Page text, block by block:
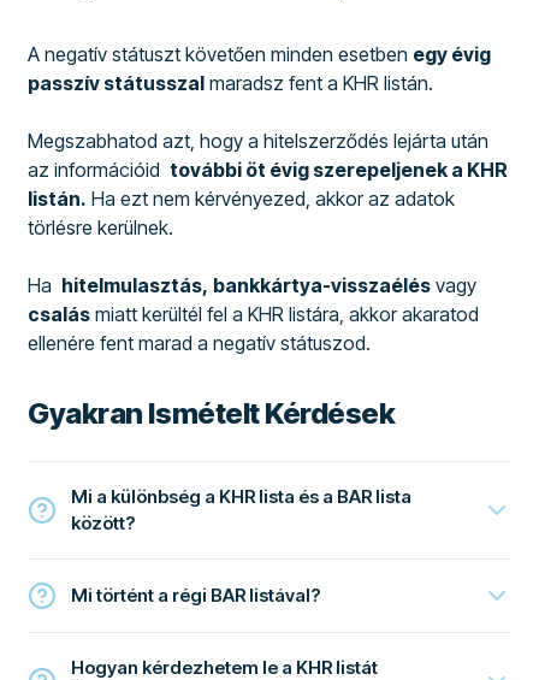
A negatív státuszt követően minden esetben egy évig
passzív státusszal maradsz fent a KHR listán.
Megszabhatod azt, hogy a hitelszerződés lejárta után
az információidtovábbi öt évig szerepeljenek a KHR
listán. Ha ezt nem kérvényezed, akkor az adatok
törlésre kerülnek.
Ha hitelmulasztás, bankkártya-visszaélés vagy
csalás miatt kerültél fel a KHR listára, akkor akaratod
ellenére fent marad a negatív státuszod.
Gyakran Ismételt Kérdések
Mi a különbség a KHR lista és a BAR lista
között?
Mi történt a régi BAR listával?
Hogyan kérdezhetem le a KHR listát